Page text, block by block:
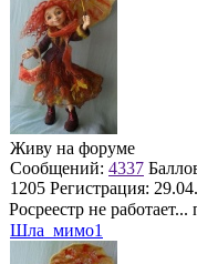
Живу на форуме
Сообщений: 4337
1205 Регистрация:
Росреестр не
Шла_мимо1